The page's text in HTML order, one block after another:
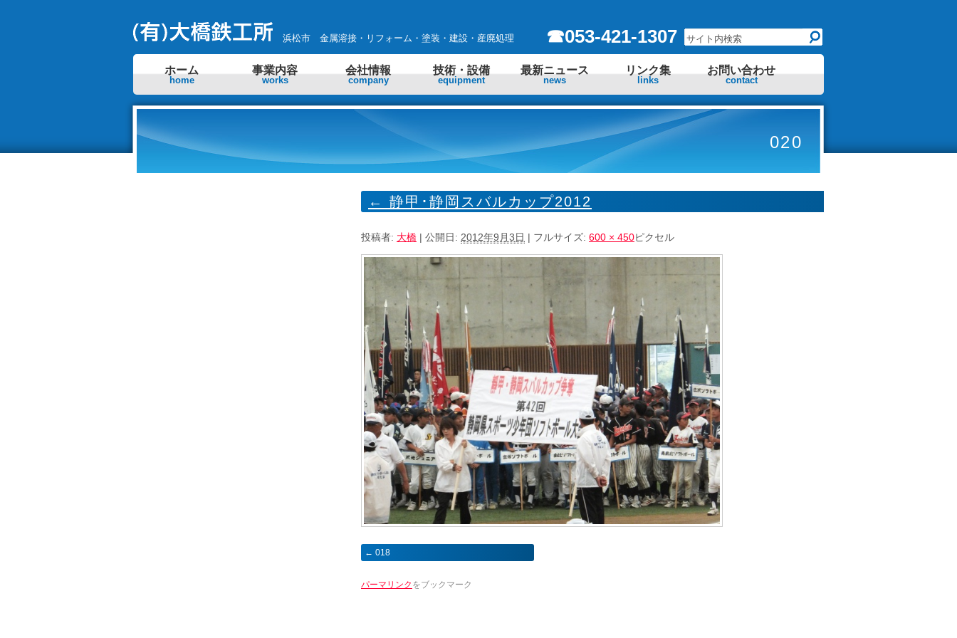
浜松市 金属溶接・リフォーム・塗装・建設・産廃処理 ☎053-421-1307
ホーム
home
事業内容
works
会社情報
company
技術・設備
equipment
最新ニュース
news
リンク集
links
お問い合わせ
contact
020
← 静甲･静岡スバルカップ2012
投稿者: 大橋 | 公開日: 2012年9月3日 | フルサイズ: 600 × 450ピクセル
018
パーマリンク をブックマーク